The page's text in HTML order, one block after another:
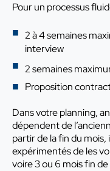
Pour un processus
2 à 4 semaines
interview
2 semaines
Proposition
Dans votre planning,
dépendent de
partir de la fin du
expérimentés de les
voire 3 ou 6 mois fin